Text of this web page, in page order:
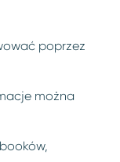
poprzez
można